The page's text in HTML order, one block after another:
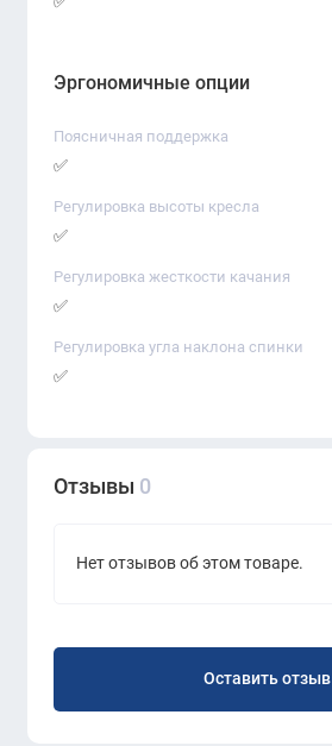
Эргономичные опции
Поясничная поддержка
✅
Регулировка высоты кресла
✅
Регулировка жесткости качания
✅
Регулировка угла наклона спинки
✅
Отзывы 0
Нет отзывов об этом товаре.
Оставить отзыв